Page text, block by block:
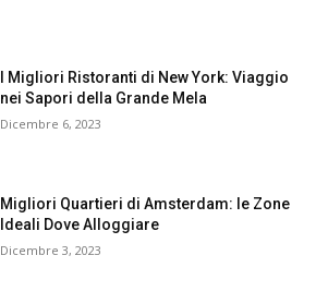
I Migliori Ristoranti di New York: Viaggio
nei Sapori della Grande Mela
Dicembre 6, 2023
Migliori Quartieri di Amsterdam: le Zone
Ideali Dove Alloggiare
Dicembre 3, 2023